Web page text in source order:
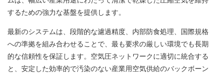
するための強力な基盤を提供します。
最新のシステムは、段階的な濾過精度、内部防食処理、国際規格
への準拠を組み合わせることで、最も要求の厳しい環境でも長期
的な信頼性を保証します。空気圧ネットワークに適切に統合する
と、安定した効率的で汚染のない産業用空気供給のバックボーン